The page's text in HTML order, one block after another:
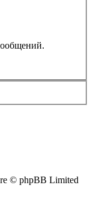
© phpBB Limited